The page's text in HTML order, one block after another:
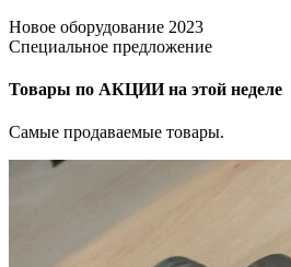
Новое оборудование 2023
Специальное предложение
Товары по АКЦИИ на этой неделе
Самые продаваемые товары.